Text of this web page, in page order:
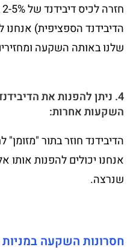
הדיבידנד הספציפית)
שלנו באותה השקעה
4. ניתן להפנות את
השקעות אחרות:
הדיבידנד חוזר בתור
אנחנו יכולים להפנות
שנרצה.
חסרונות השקעה במניות